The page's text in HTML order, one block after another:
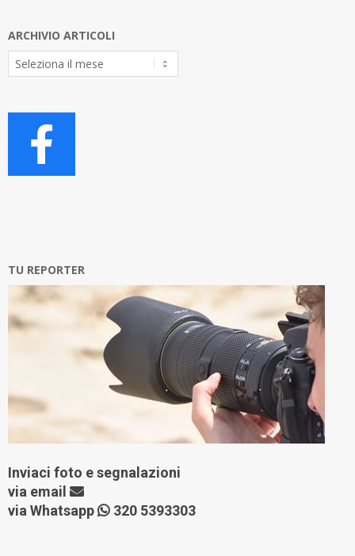
ARCHIVIO ARTICOLI
Archivio
Articoli
TU REPORTER
Inviaci foto e segnalazioni
via email
via Whatsapp
320 5393303